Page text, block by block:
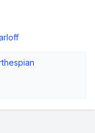
thespian